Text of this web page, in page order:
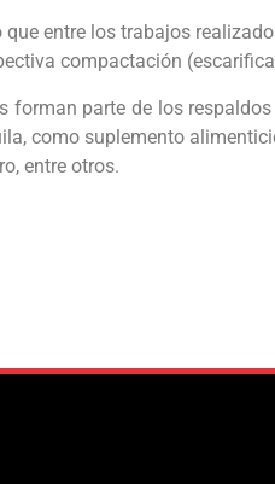
que entre los trabajos
compactación
forman parte de los
como suplemento
entre otros.